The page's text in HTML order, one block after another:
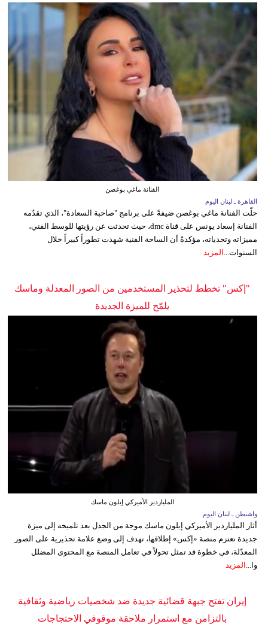
الفنانة ماغي بوغصن
القاهرة ـ لبنان اليوم
حلّت الفنانة ماغي بوغصن ضيفةً على برنامج "صاحبة السعادة"، الذي تقدّمه
الفنانة إسعاد يونس على قناة dmc، حيث تحدثت عن رؤيتها للوسط الفني،
مميزاته وتحدياته، مؤكدةً أن الساحة الفنية شهدت تطوراً كبيراً خلال
السنوات... المزيد
"إكس" تخطط لتحذير المستخدمين من الصور المعدلة وماسك
يلمّح للميزة الجديدة
الملياردير الأميركي إيلون ماسك
واشنطن ـ لبنان اليوم
أثار الملياردير الأميركي إيلون ماسك موجة من الجدل بعد تلميحه إلى ميزة
جديدة تعتزم منصة «إكس» إطلاقها، تهدف إلى وضع علامة تحذيرية على الصور
المعدّلة، في خطوة قد تمثل تحولاً في تعامل المنصة مع المحتوى المضلل
وا... المزيد
إيران تفتح جبهة قضائية جديدة ضد شخصيات رياضية وثقافية
بالتزامن مع استمرار ملاحقة موقوفي الاحتجاجات